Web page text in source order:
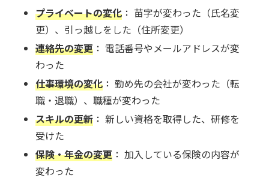
プライベートの変化 ： 苗字が変わった（氏名変
更）、引っ越しをした（住所変更）
連絡先の変更 ： 電話番号やメールアドレスが変
わった
仕事環境の変化 ： 勤め先の会社が変わった（転
職・退職）、職種が変わった
スキルの更新 ： 新しい資格を取得した、研修を
受けた
保険・年金の変更 ： 加入している保険の内容が
変わった